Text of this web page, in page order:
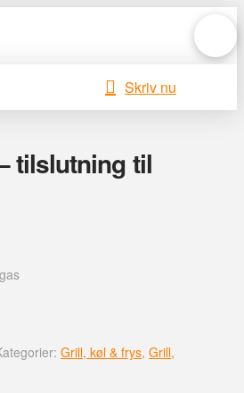
Skriv nu
tilslutning til
Grill, køl & frys, Grill,